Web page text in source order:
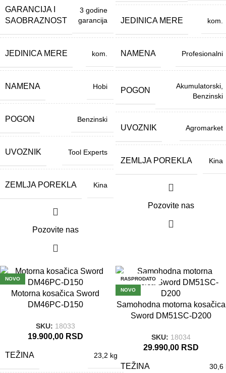
GARANCIJA I
SAOBRAZNOST
3 godine
garancija
JEDINICA MERE kom.
NAMENA Hobi
POGON Benzinski
UVOZNIK Tool Experts
ZEMLJA POREKLA Kina
Pozovite nas
JEDINICA MERE kom.
NAMENA Profesionalni
POGON
Akumulatorski
Benzinski
UVOZNIK Agromarket
ZEMLJA POREKLA Kina
Pozovite nas
NOVO
2 GODINE SAOBR
AZNOST
Motorna kosačica Sword
DM46PC-D150
SKU: 18033
19.900,00 RSD
TEŽINA 23,2 kg
RASPRODATO
NOVO
2 GODINE SAOBR
AZNOST
Samohodna motorna kosačica
Sword DM51SC-D200
SKU: 18034
29.990,00 RSD
TEŽINA 30,6